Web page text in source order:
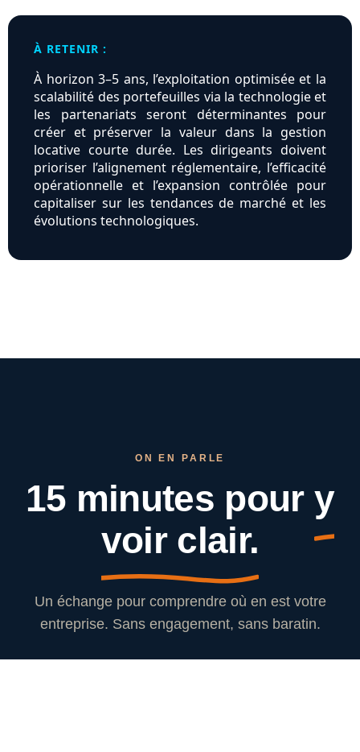
À RETENIR :
À horizon 3–5 ans, l’exploitation optimisée et la
scalabilité des portefeuilles via la technologie et
les partenariats seront déterminantes pour
créer et préserver la valeur dans la gestion
locative courte durée. Les dirigeants doivent
prioriser l’alignement réglementaire, l’efficacité
opérationnelle et l’expansion contrôlée pour
capitaliser sur les tendances de marché et les
évolutions technologiques.
ON EN PARLE
15 minutes pour y
voir clair.
Un échange pour comprendre où en est votre
entreprise. Sans engagement, sans baratin.